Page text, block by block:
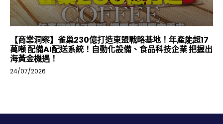
【商業洞察】雀巢230億打造東盟戰略基地！年產能超17
萬噸 配備AI配送系統！自動化設備、食品科技企業 把握出
海黃金機遇！
24/07/2026